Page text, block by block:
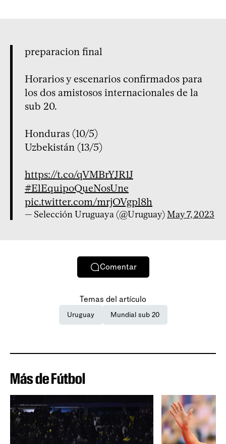
preparacion final
Horarios y escenarios confirmados para
los dos amistosos internacionales de la
sub 20.
Honduras (10/5)
Uzbekistán (13/5)
https://t.co/qVMBrYJR1J
#ElEquipoQueNosUne
pic.twitter.com/mrjOVgpl8h
— Selección Uruguaya (@Uruguay)May 7, 2023
Comentar
Temas del artículo
Uruguay Mundial sub 20
Más de Fútbol